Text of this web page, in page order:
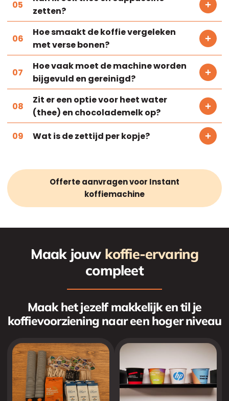
zetten?
Hoe smaakt de koffie vergeleken
met verse bonen?
Hoe vaak moet de machine worden
bijgevuld en gereinigd?
Zit er een optie voor heet water
(thee) en chocolademelk op?
Wat is de zettijd per kopje?
Offerte aanvragen voor Instant
koffiemachine
Maak jouw koffie-ervaring
compleet
Maak het jezelf makkelijk en til je
koffievoorziening naar een hoger niveau